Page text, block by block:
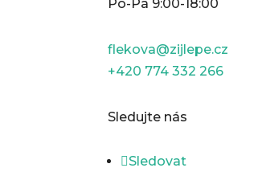
Po-Pá 9:00-18:00
flekova@zijlepe.cz
+420 774 332 266
Sledujte nás
Sledovat